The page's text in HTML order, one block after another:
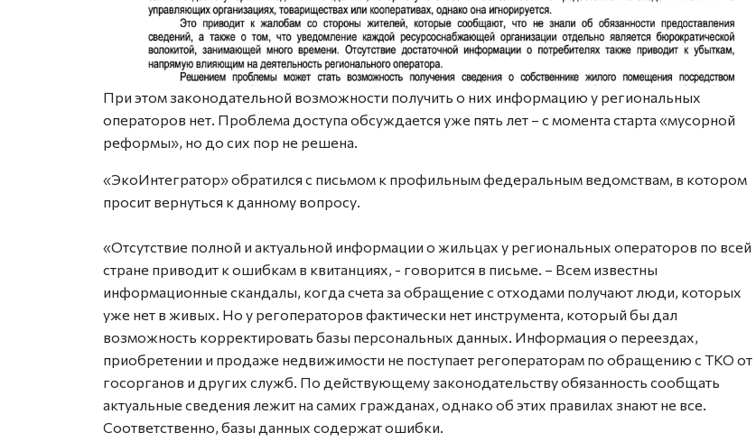
При этом законодательной возможности получить о них информацию у региональных
операторов нет. Проблема доступа обсуждается уже пять лет – с момента старта «мусорной
реформы», но до сих пор не решена.
«ЭкоИнтегратор» обратился с письмом к профильным федеральным ведомствам, в котором
просит вернуться к данному вопросу.
«Отсутствие полной и актуальной информации о жильцах у региональных операторов по всей
стране приводит к ошибкам в квитанциях, - говорится в письме. – Всем известны
информационные скандалы, когда счета за обращение с отходами получают люди, которых
уже нет в живых. Но у регоператоров фактически нет инструмента, который бы дал
возможность корректировать базы персональных данных. Информация о переездах,
приобретении и продаже недвижимости не поступает регоператорам по обращению с ТКО от
госорганов и других служб. По действующему законодательству обязанность сообщать
актуальные сведения лежит на самих гражданах, однако об этих правилах знают не все.
Соответственно, базы данных содержат ошибки.